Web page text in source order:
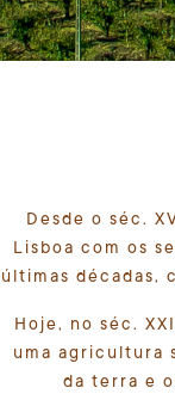
Desde o séc.
Lisboa com os
últimas décadas,
Hoje, no séc.
uma agricultura
da terra e